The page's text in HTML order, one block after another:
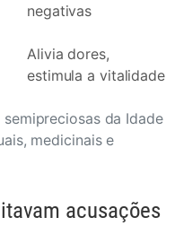
da Idade
medicinais e
negativas
Alivia dores,
estimula a vitalidade
acusações